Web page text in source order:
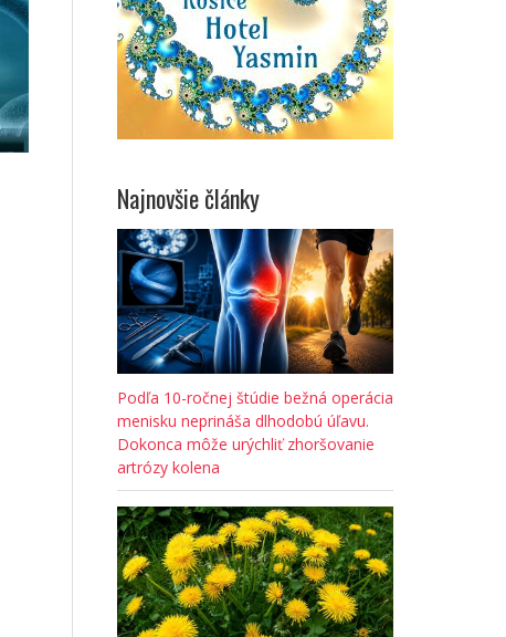
Najnovšie články
Podľa 10-ročnej štúdie bežná operácia
menisku neprináša dlhodobú úľavu.
Dokonca môže urýchliť zhoršovanie
artrózy kolena